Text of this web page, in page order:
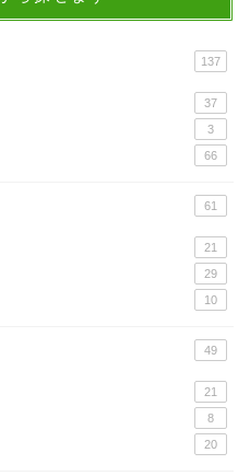
137
37
3
66
61
21
29
10
49
21
8
20